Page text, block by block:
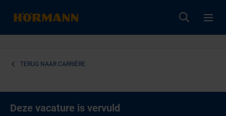
TERUG NAAR CARRIÈRE
Deze vacature is vervuld